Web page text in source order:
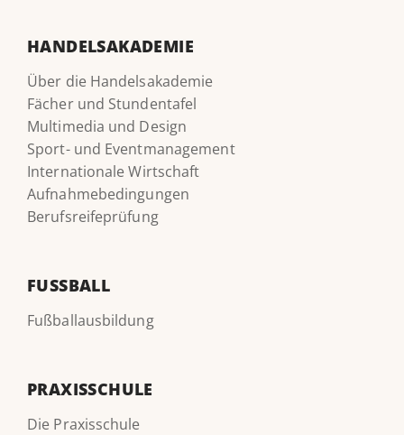
HANDELSAKADEMIE
Über die Handelsakademie
Fächer und Stundentafel
Multimedia und Design
Sport- und Eventmanagement
Internationale Wirtschaft
Aufnahmebedingungen
Berufsreifeprüfung
FUSSBALL
Fußballausbildung
PRAXISSCHULE
Die Praxisschule